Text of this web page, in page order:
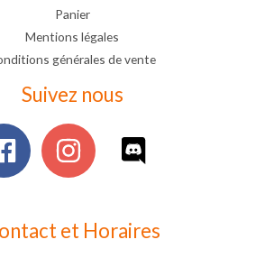
Panier
Mentions légales
générales de vente
Suivez nous
et Horaires